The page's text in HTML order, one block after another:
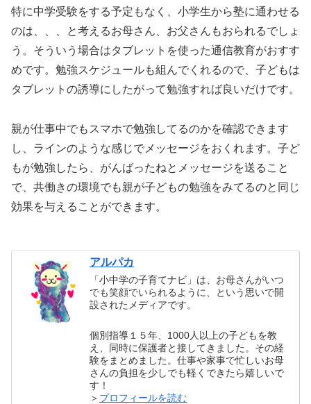
特に中学受験をする予定もなく、小学生から塾に通わせる
のは、、、と考えるお母さん、お父さんもおられるでしょ
う。そういう場合はタブレットを使った通信教育がおすす
めです。勉強スケジュールも組んでくれるので、子どもは
タブレットの誘導にしたがって勉強すれば良いだけです。
親が仕事中でもスマホで勉強してるのかを確認できます
し、ラインのような感じでメッセージをおくれます。子ど
もが勉強したら、がんばったねとメッセージを送ること
で、共働きの環境でも親が子どもの勉強をみてるのと同じ
効果を与えることができます。
アルパカ
「小中学の子育てナビ」は、お母さんがいつ
でも笑顔でいられるように、という思いで開
設されたメディアです。
個別指導１５年、1000人以上の子どもを教
え、同時に保護者と接してきました。その経
験をまとめました。仕事や家事で忙しいお母
さんの負担を少しでも軽くできたら嬉しいで
す！
＞ プロフィールを読む